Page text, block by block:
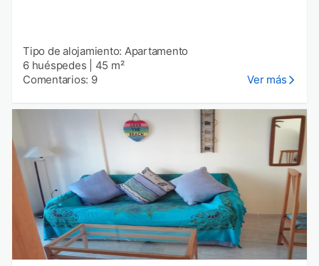
Tipo de alojamiento: Apartamento
6 huéspedes
45 m²
Comentarios: 9
Ver más